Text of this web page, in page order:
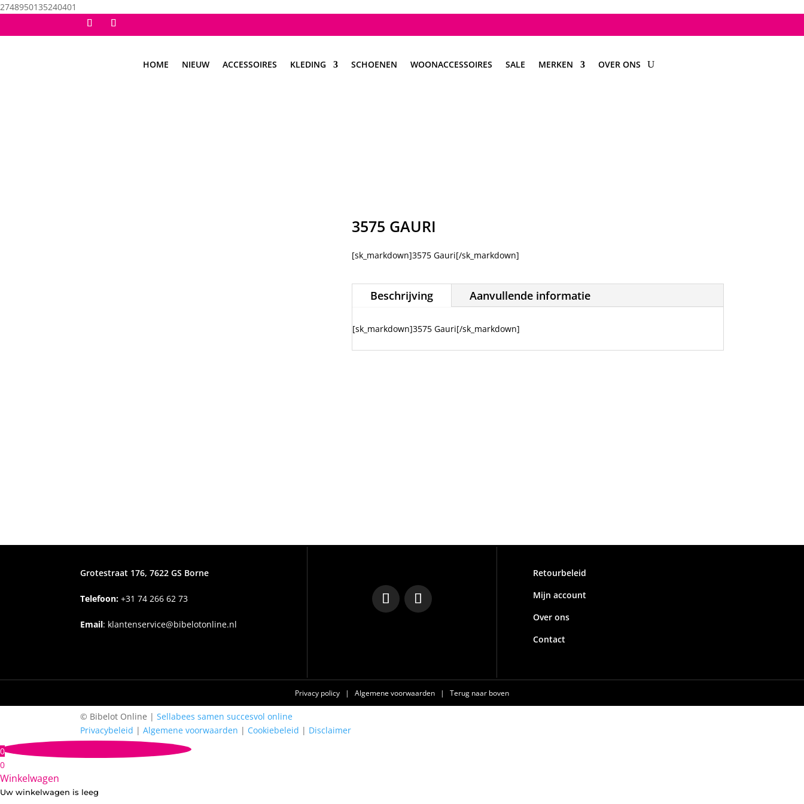
2748950135240401
HOME NIEUW ACCESSOIRES KLEDING SCHOENEN WOONACCESSOIRES SALE MERKEN OVER ONS
3575 GAURI
[sk_markdown]3575 Gauri[/sk_markdown]
Beschrijving Aanvullende informatie
[sk_markdown]3575 Gauri[/sk_markdown]
Grotestraat 176, 7622 GS Borne
Telefoon: +3174 266 62 73
Email: klantenservice@bibelotonline.nl
Retourbeleid
Mijn account
Over ons
Contact
Privacy policy | Algemene voorwaarden | Terug naar boven
© Bibelot Online |Sellabees samen succesvol online
Privacybeleid |Algemene voorwaarden | Cookiebeleid | Disclaimer
0
0
Winkelwagen
Uw winkelwagen is leeg